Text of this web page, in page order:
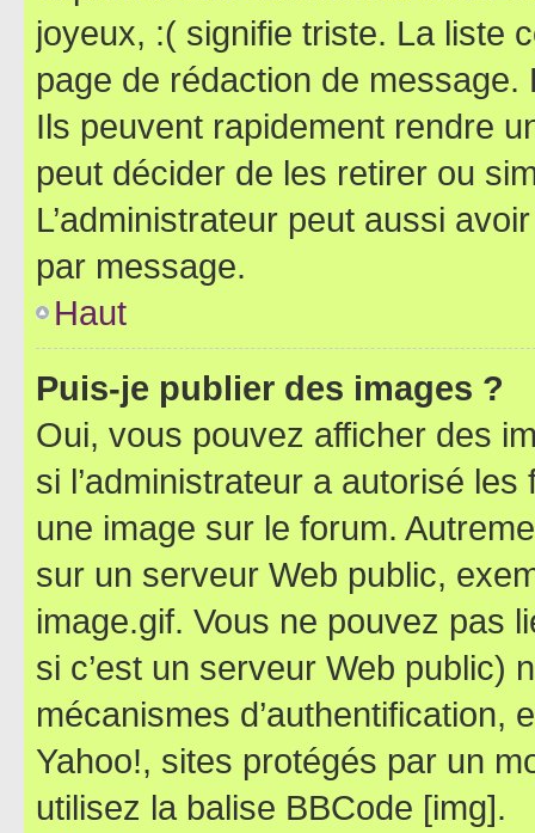
joyeux, :( signifie triste. La liste
page de rédaction de
Ils peuvent rapidement rendre
peut décider de les retirer ou
L’administrateur peut aussi
par message.
Haut
Puis-je publier des images ?
Oui, vous pouvez afficher des
si l’administrateur a autorisé
une image sur le forum.
sur un serveur Web public,
image.gif. Vous ne pouvez pas
si c’est un serveur Web public)
mécanismes d’authentification,
Yahoo!, sites protégés par un
utilisez la balise BBCode [img].